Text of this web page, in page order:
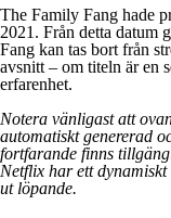
The Family Fang hade
2021. Från detta datum
Fang kan tas bort från
avsnitt – om titeln är en
erfarenhet.
Notera vänligast att
automatiskt genererad
fortfarande finns
Netflix har ett
ut löpande.